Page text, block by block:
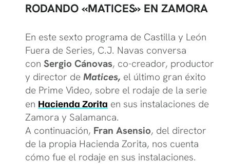
RODANDO «MATICES» EN ZAMORA
En este sexto programa de Castilla y León
Fuera de Series, C.J. Navas conversa
con Sergio Cánovas, co-creador, productor
y director de Matices, el último gran éxito
de Prime Video, sobre el rodaje de la serie
en Hacienda Zorita en sus instalaciones de
Zamora y Salamanca.
A continuación, Fran Asensio, del director
de la propia Hacienda Zorita, nos cuenta
cómo fue el rodaje en sus instalaciones.